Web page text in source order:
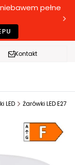
pełne
Kontakt
LED Żarówki LED E27